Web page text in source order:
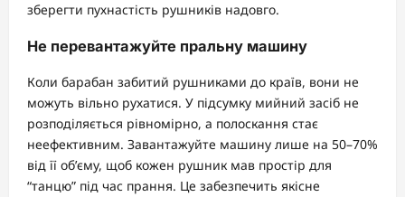
зберегти пухнастість рушників надовго.
Не перевантажуйте пральну машину
Коли барабан забитий рушниками до країв, вони не
можуть вільно рухатися. У підсумку мийний засіб не
розподіляється рівномірно, а полоскання стає
неефективним. Завантажуйте машину лише на 50–70%
від її об’єму, щоб кожен рушник мав простір для
“танцю” під час прання. Це забезпечить якісне